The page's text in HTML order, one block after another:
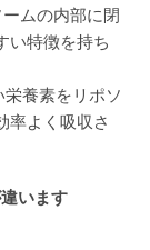
がしま
ムの内部に閉
い特徴を持ち
養素をリポソ
率よく吸収さ
います